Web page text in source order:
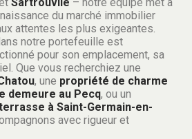
du marché immobilier
attentes les plus exigeantes.
notre portefeuille est
pour son emplacement, sa
Que vous recherchiez une
, une propriété de charme
demeure au Pecq, ou un
à Saint-Germain-en-
avec rigueur et